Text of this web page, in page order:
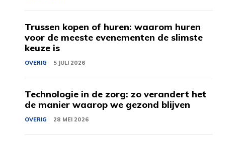
Trussen kopen of huren: waarom huren
voor de meeste evenementen de slimste
keuze is
OVERIG 5 JULI 2026
Technologie in de zorg: zo verandert het
de manier waarop we gezond blijven
OVERIG 28 MEI 2026